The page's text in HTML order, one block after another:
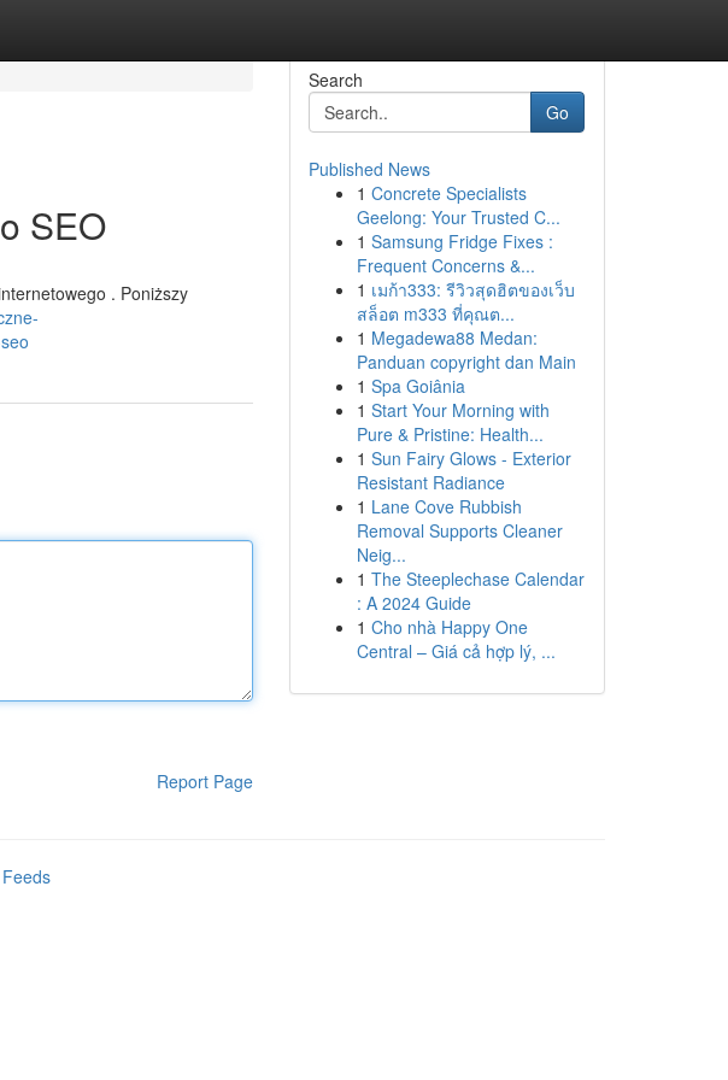
SEO
. Poniższy
Report Page
Search
Go
Published News
1 Concrete Specialists
Geelong: Your Trusted C...
1 Samsung Fridge Fixes :
Frequent Concerns &...
1 เมก้า333: รีวิวสุดฮิตของเว็บ
สล็อต m333 ที่คุณต...
1 Megadewa88 Medan:
Panduan copyright dan Main
1 Spa Goiânia
1 Start Your Morning with
Pure & Pristine: Health...
1 Sun Fairy Glows - Exterior
Resistant Radiance
1 Lane Cove Rubbish
Removal Supports Cleaner
Neig...
1 The Steeplechase Calendar
: A 2024 Guide
1 Cho nhà Happy One
Central – Giá cả hợp lý, ...